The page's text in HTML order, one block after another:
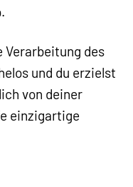
Verarbeitung des
und du erzielst
von deiner
einzigartige